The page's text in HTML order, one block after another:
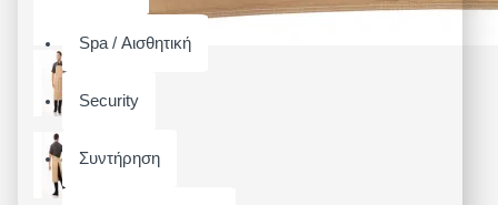
Spa / Αισθητική
Security
Συντήρηση